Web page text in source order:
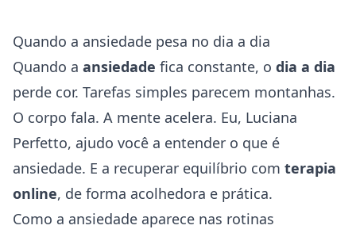
Quando a ansiedade pesa no dia a dia
Quando a ansiedade fica constante, o dia a dia
perde cor. Tarefas simples parecem montanhas.
O corpo fala. A mente acelera. Eu, Luciana
Perfetto, ajudo você a entender o que é
ansiedade. E a recuperar equilíbrio com terapia
online, de forma acolhedora e prática.
Como a ansiedade aparece nas rotinas